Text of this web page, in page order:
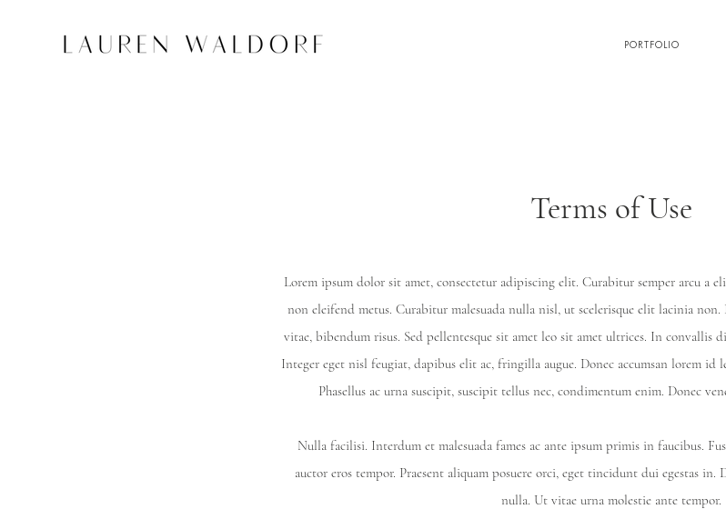
PORTFOLIO
Terms of Use
Lorem ipsum dolor sit amet, consectetur adipiscing elit. Curabitur semper arcu a
non eleifend metus. Curabitur malesuada nulla nisl, ut scelerisque elit lacinia
vitae, bibendum risus. Sed pellentesque sit amet leo sit amet ultrices. In convallis
Integer eget nisl feugiat, dapibus elit ac, fringilla augue. Donec accumsan lorem id
Phasellus ac urna suscipit, suscipit tellus nec, condimentum enim. Donec
Nulla facilisi. Interdum et malesuada fames ac ante ipsum primis in faucibus.
auctor eros tempor. Praesent aliquam posuere orci, eget tincidunt dui egestas
nulla. Ut vitae urna molestie ante tempor.